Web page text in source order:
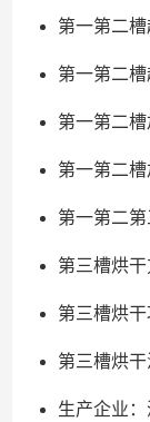
第一第二
第一第二
第一第二
第一第二
第一第二
第三槽烘
第三槽烘
第三槽烘
生产企业